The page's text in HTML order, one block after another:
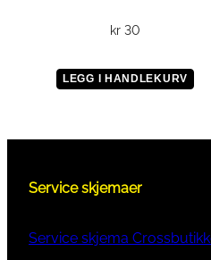
kr 30
LEGG I HANDLEKURV
Service skjemaer
Service skjema